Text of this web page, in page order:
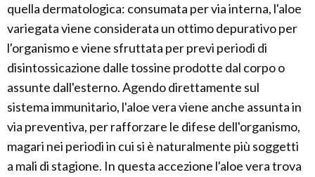
quella dermatologica: consumata per via interna, l'aloe
variegata viene considerata un ottimo depurativo per
l'organismo e viene sfruttata per previ periodi di
disintossicazione dalle tossine prodotte dal corpo o
assunte dall'esterno. Agendo direttamente sul
sistema immunitario, l'aloe vera viene anche assunta in
via preventiva, per rafforzare le difese dell'organismo,
magari nei periodi in cui si è naturalmente più soggetti
a mali di stagione. In questa accezione l'aloe vera trova